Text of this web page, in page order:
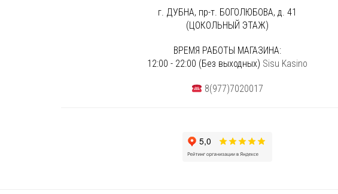
г. ДУБНА, пр-т. БОГОЛЮБОВА, д. 41
(ЦОКОЛЬНЫЙ ЭТАЖ)
ВРЕМЯ РАБОТЫ МАГАЗИНА:
12:00 - 22:00 (Без выходных) Sisu Kasino
8(977)7020017